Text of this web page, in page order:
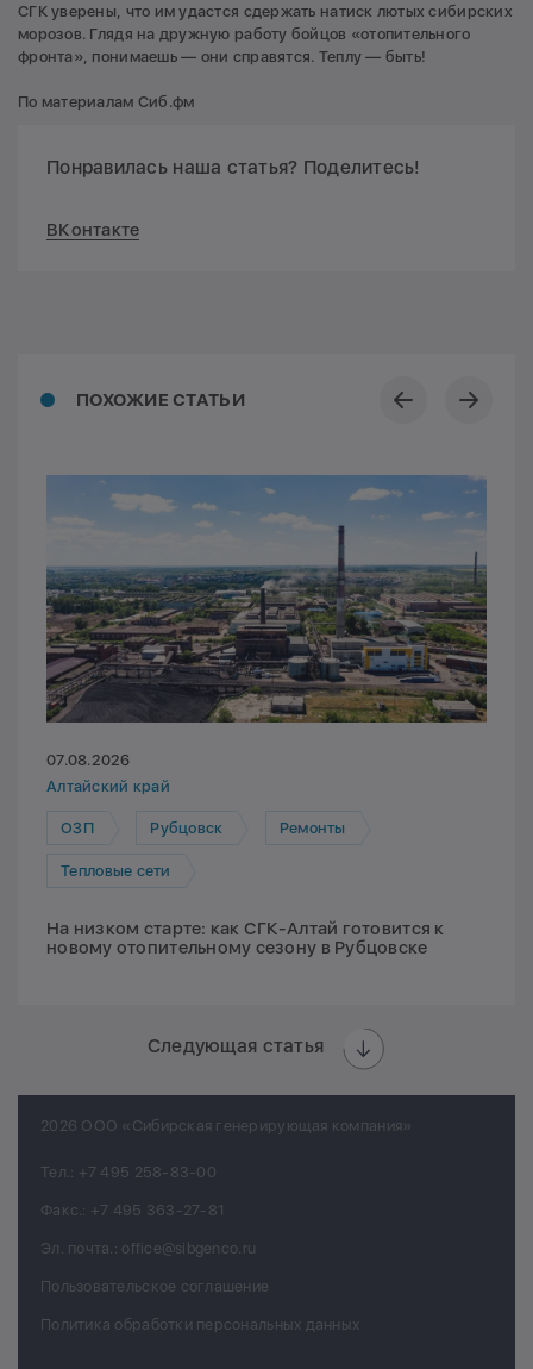
СГК уверены, что им удастся сдержать натиск лютых сибирских
морозов. Глядя на дружную работу бойцов «отопительного
фронта», понимаешь — они справятся. Теплу — быть!
По материалам Сиб.фм
Понравилась наша статья? Поделитесь!
ВКонтакте
ПОХОЖИЕ СТАТЬИ
07.08.2026
Алтайский край
ОЗП Рубцовск Ремонты
Тепловые сети
На низком старте: как СГК-Алтай готовится к
новому отопительному сезону в Рубцовске
Следующая статья
2026 ООО «Сибирская генерирующая компания»
Тел.: +7 495 258-83-00
Факс.: +7 495 363-27-81
Эл. почта.: office@sibgenco.ru
Пользовательское соглашение
Политика обработки персональных данных